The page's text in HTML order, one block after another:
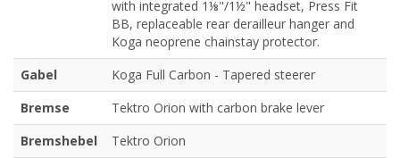
with integrated 1⅛"/1½" headset, Press Fit
BB, replaceable rear derailleur hanger and
Koga neoprene chainstay protector.
Gabel
Koga Full Carbon - Tapered steerer
Bremse
Tektro Orion with carbon brake lever
Bremshebel
Tektro Orion